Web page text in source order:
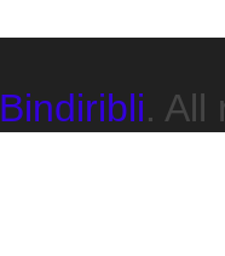
Bindiribli. All